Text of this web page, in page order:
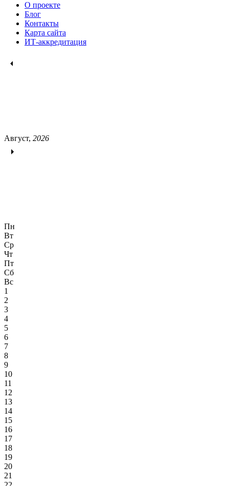
О проекте
Блог
Контакты
Карта сайта
ИТ-аккредитация
Август, 2026
Пн
Вт
Ср
Чт
Пт
Сб
Вс
1
2
3
4
5
6
7
8
9
10
11
12
13
14
15
16
17
18
19
20
21